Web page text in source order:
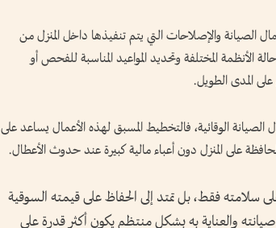
والإصلاحات التي يتم تنفيذها داخل المنزل من
الأنظمة المختلفة وتحديد المواعيد المناسبة للفحص أو
على المدى الطويل.
الوقائية، فالتخطيط المسبق لهذه الأعمال يساعد على
على المنزل دون أعباء مالية كبيرة عند حدوث الأعطال.
على سلامته فقط، بل تمتد إلى الحفاظ على قيمته السوقية
والعناية به بشكل منتظم يكون أكثر قدرة على